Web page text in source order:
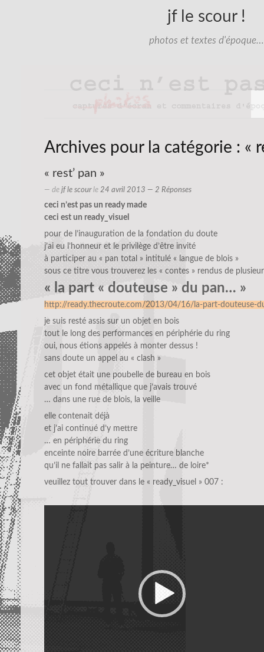
jf le scour !
photos et textes d'époque…
Archives pour la catégorie : «
« rest’ pan »
— de jf le scourle 24 avril 2013 — 2 Réponses
ceci n’est pas un ready made
ceci est un ready_visuel
pour de l’inauguration de la fondation du doute
j’ai eu l’honneur et le privilège d’être invité
à participer au « pan total » intitulé « langue de blois »
sous ce titre vous trouverez les « contes » rendus de
« la part « douteuse » du pan… »
http://ready.thecroute.com/2013/04/16/la-part-douteuse-
je suis resté assis sur un objet en bois
tout le long des performances en périphérie du ring
oui, nous étions appelés à monter dessus !
sans doute un appel au « clash »
cet objet était une poubelle de bureau en bois
avec un fond métallique que j’avais trouvé
… dans une rue de blois, la veille
elle contenait déjà
et j’ai continué d’y mettre
… en périphérie du ring
enceinte noire barrée d’une écriture blanche
qu’il ne fallait pas salir à la peinture… de loire*
veuillez tout trouver dans le « ready_visuel » 007 :